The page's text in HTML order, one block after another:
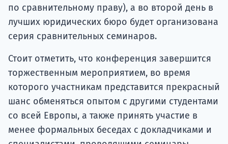
по сравнительному праву), а во второй день в
лучших юридических бюро будет организована
серия сравнительных семинаров.
Стоит отметить, что конференция завершится
торжественным мероприятием, во время
которого участникам представится прекрасный
шанс обменяться опытом с другими студентами
со всей Европы, а также принять участие в
менее формальных беседах с докладчиками и